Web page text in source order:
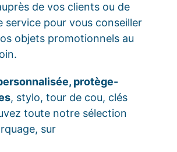
de vos clients ou de
service pour vous conseiller
objets promotionnels au
protège-
, stylo, tour de cou, clés
toute notre sélection
sur